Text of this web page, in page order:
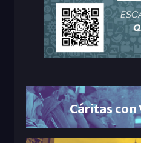
Cáritas con